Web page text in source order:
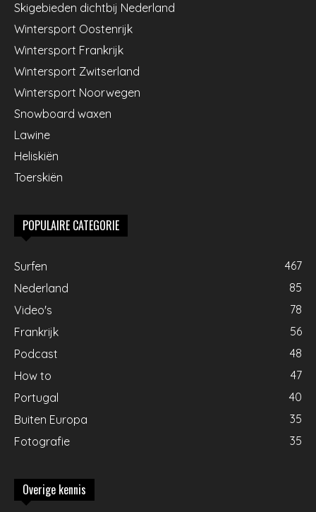
Skigebieden dichtbij Nederland
Wintersport Oostenrijk
Wintersport Frankrijk
Wintersport Zwitserland
Wintersport Noorwegen
Snowboard waxen
Lawine
Heliskiën
Toerskiën
POPULAIRE CATEGORIE
Surfen
467
Nederland
85
Video's
78
Frankrijk
56
Podcast
48
How to
47
Portugal
40
Buiten Europa
35
Fotografie
35
Overige kennis